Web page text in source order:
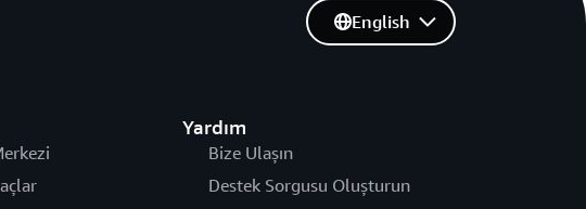
Yardım
Bize Ulaşın
Destek Sorgusu Oluşturun
English